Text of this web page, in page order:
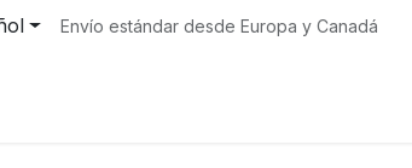
Envío estándar desde Europa y Canadá